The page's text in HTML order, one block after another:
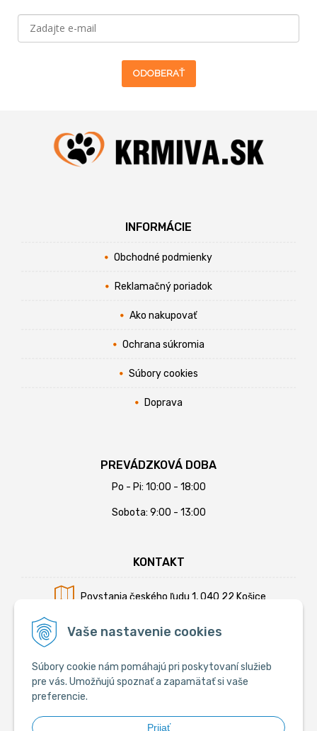
Vaše nastavenie cookies
Súbory cookie nám pomáhajú pri poskytovaní služieb
pre vás. Umožňujú spoznať a zapamätať si vaše
preferencie.
Prijať
ODOBERAŤ
INFORMÁCIE
Obchodné podmienky
Reklamačný poriadok
Ako nakupovať
Ochrana súkromia
Súbory cookies
Doprava
PREVÁDZKOVÁ DOBA
Po - Pi: 10:00 - 18:00
Sobota: 9:00 - 13:00
KONTAKT
Povstania českého ľudu 1, 040 22 Košice
Mobil:+421 902 794 355
E-mail:info@krmiva.sk